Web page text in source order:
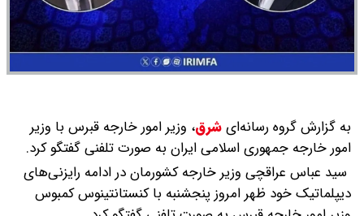
به گزارش گروه رسانه‌ایشرق، وزیر امور خارجه قبرس با وزیر
امور خارجه جمهوری اسلامی ایران به صورت تلفنی گفتگو کرد.
سید عباس عراقچی وزیر خارجه کشورمان در ادامه رایزنی‌های
دیپلماتیک خود ظهر امروز پنجشنبه با کنستانتینوس کمبوس